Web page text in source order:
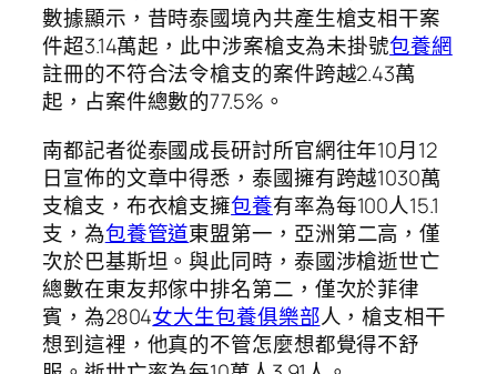
數據顯示，昔時泰國境內共產生槍支相干案
件超3.14萬起，此中涉案槍支為未掛號包養網
註冊的不符合法令槍支的案件跨越2.43萬
起，占案件總數的77.5%。
南都記者從泰國成長研討所官網往年10月12
日宣佈的文章中得悉，泰國擁有跨越1030萬
支槍支，布衣槍支擁包養有率為每100人15.1
支，為包養管道東盟第一，亞洲第二高，僅
次於巴基斯坦。與此同時，泰國涉槍逝世亡
總數在東友邦傢中排名第二，僅次於菲律
賓，為2804女大生包養俱樂部人，槍支相干
想到這裡，他真的不管怎麼想都覺得不舒